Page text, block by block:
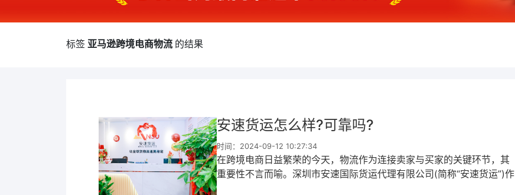
标签 亚马逊跨境电商物流 的结果
安速货运怎么样?可靠吗?
时间：2024-09-12 10:27:34
在跨境电商日益繁荣的今天，物流作为连接卖家与买家的关键环节，其
重要性不言而喻。深圳市安速国际货运代理有限公司(简称“安速货运”)作
为专注于跨境电商物流领域的公司，近年来在行业内崭露头角，备受关